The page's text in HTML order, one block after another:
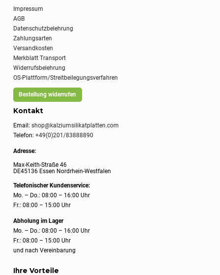
Impressum
AGB
Datenschutzbelehrung
Zahlungsarten
Versandkosten
Merkblatt Transport
Widerrufsbelehrung
OS-Plattform/Streitbeilegungsverfahren
Bestellung widerrufen
Kontakt
Email:shop@kalziumsilikatplatten.com
Telefon:+49(0)201/83888890
Adresse:
Max-Keith-Straße 46
DE45136 Essen Nordrhein-Westfalen
Telefonischer Kundenservice:
Mo. – Do.: 08:00 – 16:00 Uhr
Fr.: 08:00 – 15:00 Uhr
Abholung im Lager
Mo. – Do.: 08:00 – 16:00 Uhr
Fr.: 08:00 – 15:00 Uhr
und nach Vereinbarung
Ihre Vorteile